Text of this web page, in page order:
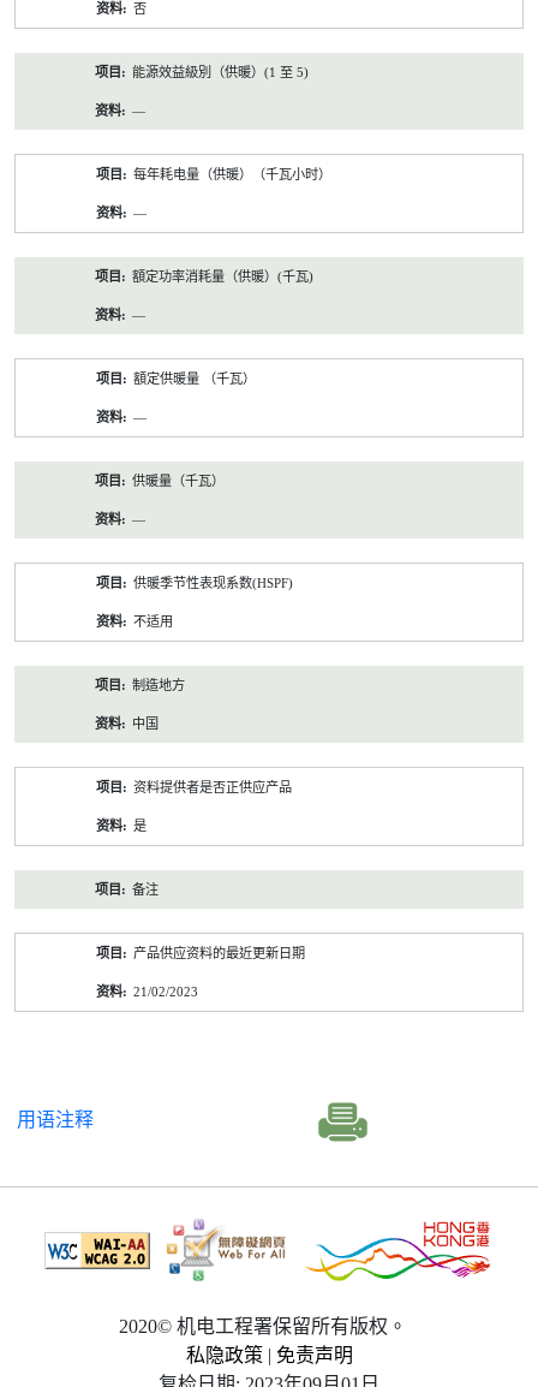
否
能源效益級別（供暖）(1 至 5)
—
每年耗电量（供暖）（千瓦小时）
—
額定功率消耗量（供暖）(千瓦)
—
額定供暖量 （千瓦）
—
供暖量（千瓦）
—
供暖季节性表现系数(HSPF)
不适用
制造地方
中国
资料提供者是否正供应产品
是
备注
产品供应资料的最近更新日期
21/02/2023
用语注释
2020© 机电工程署保留所有版权。
私隐政策 | 免责声明